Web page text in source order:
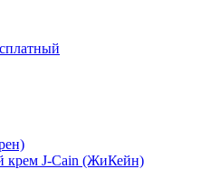
крем J-Cain (ЖиКейн)